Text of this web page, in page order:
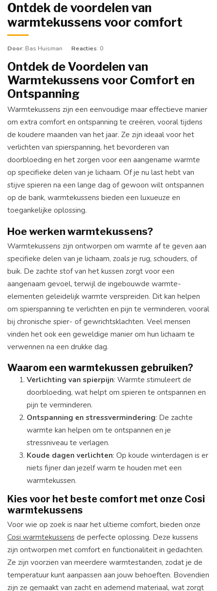
Ontdek de voordelen van
warmtekussens voor comfort
Door: Bas Huisman Reacties: 0
Ontdek de Voordelen van
Warmtekussens voor Comfort en
Ontspanning
Warmtekussens zijn een eenvoudige maar effectieve manier
om extra comfort en ontspanning te creëren, vooral tijdens
de koudere maanden van het jaar. Ze zijn ideaal voor het
verlichten van spierspanning, het bevorderen van
doorbloeding en het zorgen voor een aangename warmte
op specifieke delen van je lichaam. Of je nu last hebt van
stijve spieren na een lange dag of gewoon wilt ontspannen
op de bank, warmtekussens bieden een luxueuze en
toegankelijke oplossing.
Hoe werken warmtekussens?
Warmtekussens zijn ontworpen om warmte af te geven aan
specifieke delen van je lichaam, zoals je rug, schouders, of
buik. De zachte stof van het kussen zorgt voor een
aangenaam gevoel, terwijl de ingebouwde warmte-
elementen geleidelijk warmte verspreiden. Dit kan helpen
om spierspanning te verlichten en pijn te verminderen, vooral
bij chronische spier- of gewrichtsklachten. Veel mensen
vinden het ook een geweldige manier om hun lichaam te
verwennen na een drukke dag.
Waarom een warmtekussen gebruiken?
Verlichting van spierpijn: Warmte stimuleert de
doorbloeding, wat helpt om spieren te ontspannen en
pijn te verminderen.
Ontspanning en stressvermindering: De zachte
warmte kan helpen om te ontspannen en je
stressniveau te verlagen.
Koude dagen verlichten: Op koude winterdagen is er
niets fijner dan jezelf warm te houden met een
warmtekussen.
Kies voor het beste comfort met onze Cosi
warmtekussens
Voor wie op zoek is naar het ultieme comfort, bieden onze
Cosi warmtekussensde perfecte oplossing. Deze kussens
zijn ontworpen met comfort en functionaliteit in gedachten.
Ze zijn voorzien van meerdere warmtestanden, zodat je de
temperatuur kunt aanpassen aan jouw behoeften. Bovendien
zijn ze gemaakt van zacht en ademend materiaal, wat zorgt